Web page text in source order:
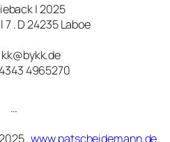
| 2025
. D 24235 Laboe
4965270
…
.www.patscheidemann.de